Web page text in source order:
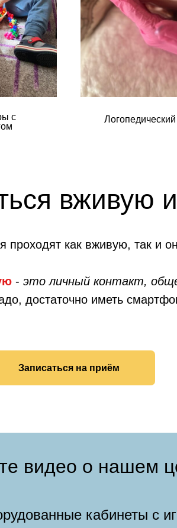
с
вживую
проходят как вживую, так и
- это личный контакт,
достаточно иметь
Записаться на приём
видео о нашем
кабинеты с